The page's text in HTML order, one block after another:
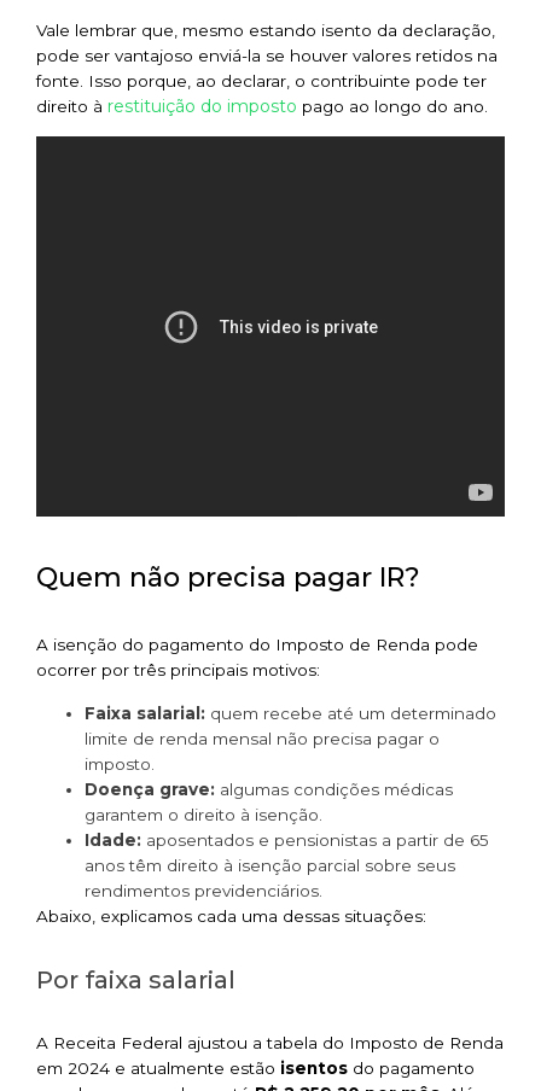
Vale lembrar que, mesmo estando isento da declaração,
pode ser vantajoso enviá-la se houver valores retidos na
fonte. Isso porque, ao declarar, o contribuinte pode ter
direito à restituição do imposto pago ao longo do ano.
Quem não precisa pagar IR?
A isenção do pagamento do Imposto de Renda pode
ocorrer por três principais motivos:
Faixa salarial: quem recebe até um determinado
limite de renda mensal não precisa pagar o
imposto.
Doença grave: algumas condições médicas
garantem o direito à isenção.
Idade: aposentados e pensionistas a partir de 65
anos têm direito à isenção parcial sobre seus
rendimentos previdenciários.
Abaixo, explicamos cada uma dessas situações:
Por faixa salarial
A Receita Federal ajustou a tabela do Imposto de Renda
em 2024 e atualmente estão isentos do pagamento